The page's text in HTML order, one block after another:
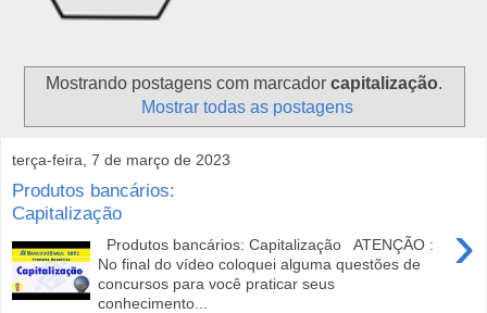
Mostrando postagens com marcador capitalização.
Mostrar todas as postagens
terça-feira, 7 de março de 2023
Produtos bancários:
Capitalização
›
Produtos bancários: Capitalização ATENÇÃO :
No final do vídeo coloquei alguma questões de
concursos para você praticar seus
conhecimento...